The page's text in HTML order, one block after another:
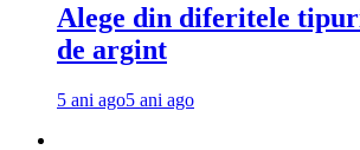
Alege din diferitele
de argint
5 ani ago5 ani ago